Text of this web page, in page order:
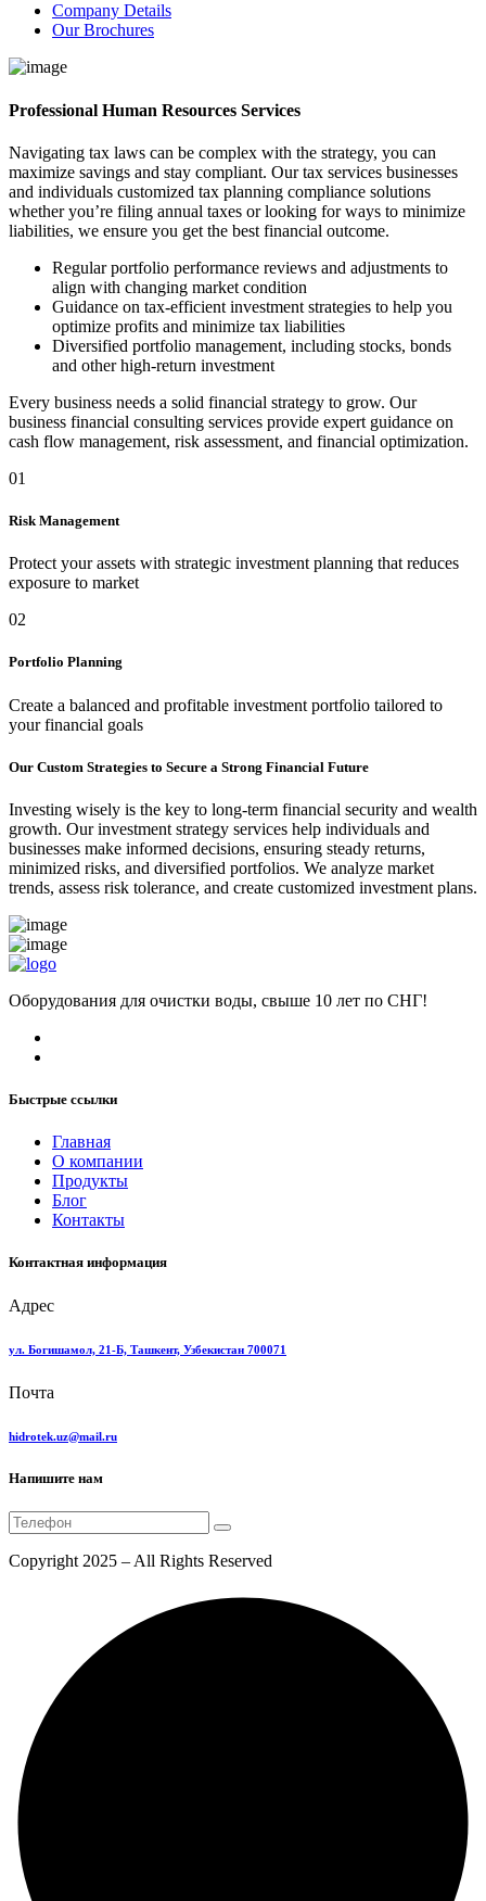
Company Details
Our Brochures
Professional Human Resources Services
Navigating tax laws can be complex with the strategy, you can
maximize savings and stay compliant. Our tax services businesses
and individuals customized tax planning compliance solutions
whether you’re filing annual taxes or looking for ways to minimize
liabilities, we ensure you get the best financial outcome.
Regular portfolio performance reviews and adjustments to
align with changing market condition
Guidance on tax-efficient investment strategies to help you
optimize profits and minimize tax liabilities
Diversified portfolio management, including stocks, bonds
and other high-return investment
Every business needs a solid financial strategy to grow. Our
business financial consulting services provide expert guidance on
cash flow management, risk assessment, and financial optimization.
01
Risk Management
Protect your assets with strategic investment planning that reduces
exposure to market
02
Portfolio Planning
Create a balanced and profitable investment portfolio tailored to
your financial goals
Our Custom Strategies to Secure a Strong Financial Future
Investing wisely is the key to long-term financial security and wealth
growth. Our investment strategy services help individuals and
businesses make informed decisions, ensuring steady returns,
minimized risks, and diversified portfolios. We analyze market
trends, assess risk tolerance, and create customized investment plans.
Оборудования для очистки воды, свыше 10 лет по СНГ!
Быстрые ссылки
Главная
О компании
Продукты
Блог
Контакты
Контактная информация
Адрес
ул. Богишамол, 21-Б, Ташкент, Узбекистан 700071
Почта
hidrotek.uz@mail.ru
Напишите нам
Copyright 2025 – All Rights Reserved